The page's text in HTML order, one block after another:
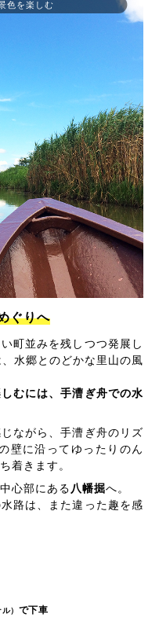
ぐりへ
町並みを残しつつ発展し
、水郷とのどかな里山の風
むには、手漕ぎ舟での水
ながら、手漕ぎ舟のリズ
壁に沿ってゆったりのん
着きます。
心部にある八幡掘へ。
路は、また違った趣を感
） で下車
色を楽しむ